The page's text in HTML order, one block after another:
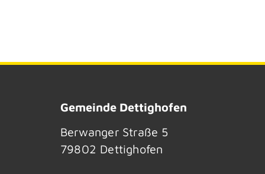
Gemeinde Dettighofen
Berwanger Straße 5
79802 Dettighofen